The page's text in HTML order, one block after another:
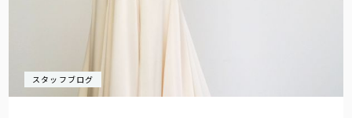
スタッフブログ